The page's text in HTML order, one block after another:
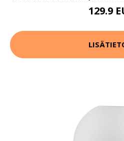
129.9